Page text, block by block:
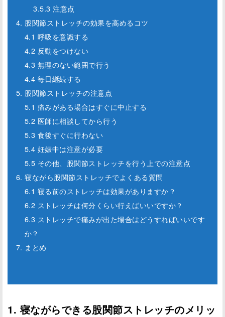
3.5.3 注意点
4. 股関節ストレッチの効果を高めるコツ
4.1 呼吸を意識する
4.2 反動をつけない
4.3 無理のない範囲で行う
4.4 毎日継続する
5. 股関節ストレッチの注意点
5.1 痛みがある場合はすぐに中止する
5.2 医師に相談してから行う
5.3 食後すぐに行わない
5.4 妊娠中は注意が必要
5.5 その他、股関節ストレッチを行う上での注意点
6. 寝ながら股関節ストレッチでよくある質問
6.1 寝る前のストレッチは効果がありますか？
6.2 ストレッチは何分くらい行えばいいですか？
6.3 ストレッチで痛みが出た場合はどうすればいいです
か？
7. まとめ
1. 寝ながらできる股関節ストレッチのメリッ